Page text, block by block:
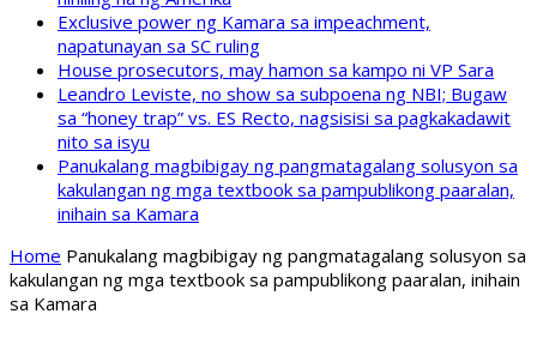
Exclusive power ng Kamara sa impeachment,
napatunayan sa SC ruling
House prosecutors, may hamon sa kampo ni VP Sara
Leandro Leviste, no show sa subpoena ng NBI; Bugaw
sa “honey trap” vs. ES Recto, nagsisisi sa pagkakadawit
nito sa isyu
Panukalang magbibigay ng pangmatagalang solusyon sa
kakulangan ng mga textbook sa pampublikong paaralan,
inihain sa Kamara
Home Panukalang magbibigay ng pangmatagalang solusyon sa
kakulangan ng mga textbook sa pampublikong paaralan, inihain
sa Kamara